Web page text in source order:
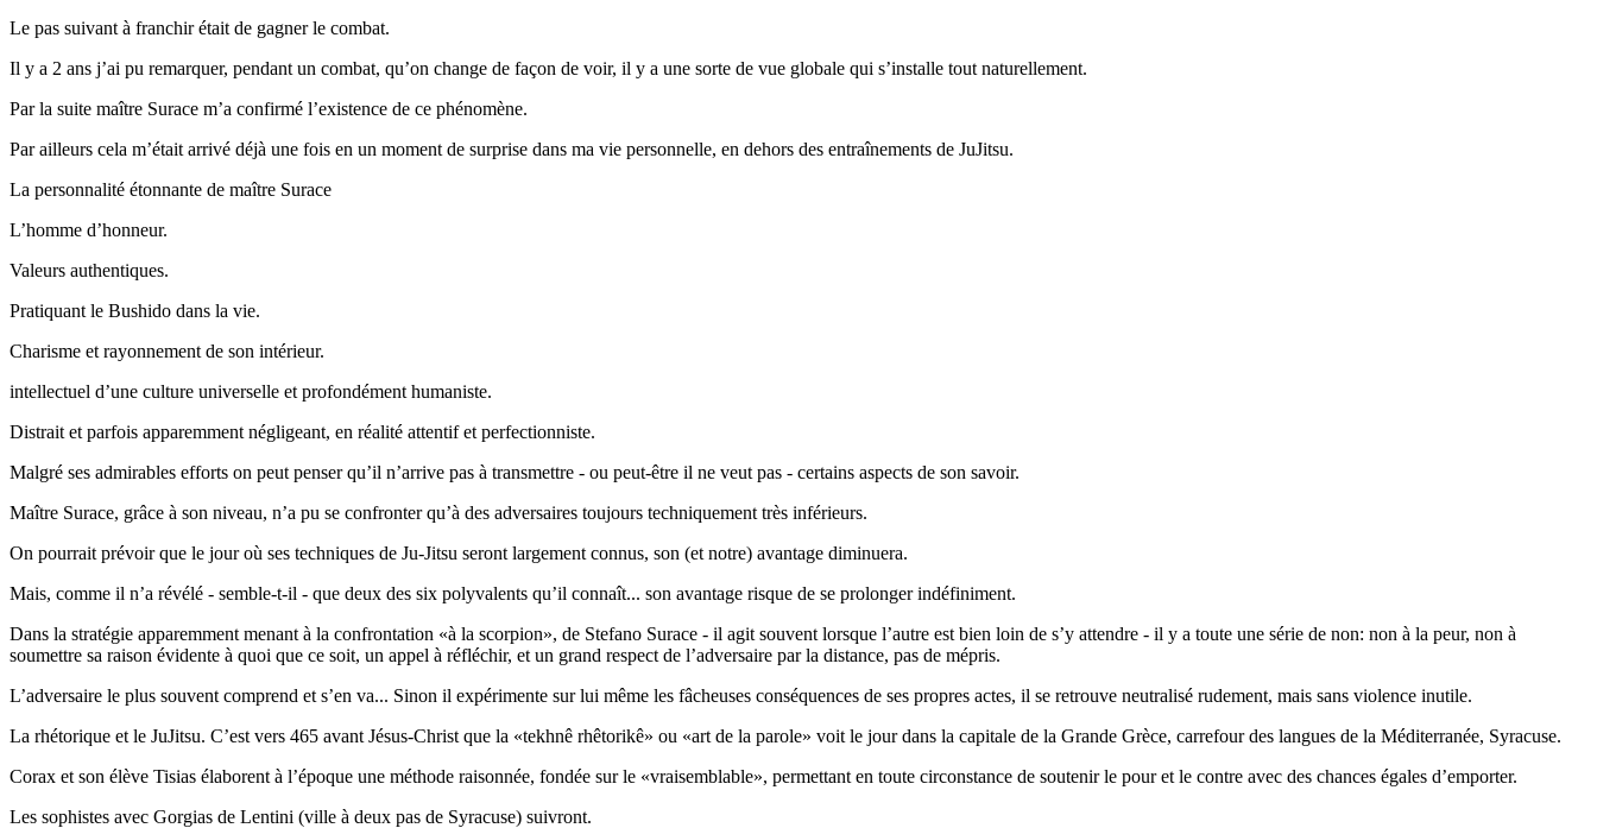
Le pas suivant à franchir était de gagner le combat.
Il y a 2 ans j’ai pu remarquer, pendant un combat, qu’on change de façon de voir, il y a une sorte de vue globale qui s’installe tout naturellement.
Par la suite maître Surace m’a confirmé l’existence de ce phénomène.
Par ailleurs cela m’était arrivé déjà une fois en un moment de surprise dans ma vie personnelle, en dehors des entraînements de JuJitsu.
La personnalité étonnante de maître Surace
L’homme d’honneur.
Valeurs authentiques.
Pratiquant le Bushido dans la vie.
Charisme et rayonnement de son intérieur.
intellectuel d’une culture universelle et profondément humaniste.
Distrait et parfois apparemment négligeant, en réalité attentif et perfectionniste.
Malgré ses admirables efforts on peut penser qu’il n’arrive pas à transmettre - ou peut-être il ne veut pas - certains aspects de son savoir.
Maître Surace, grâce à son niveau, n’a pu se confronter qu’à des adversaires toujours techniquement très inférieurs.
On pourrait prévoir que le jour où ses techniques de Ju-Jitsu seront largement connus, son (et notre) avantage diminuera.
Mais, comme il n’a révélé - semble-t-il - que deux des six polyvalents qu’il connaît... son avantage risque de se prolonger indéfiniment.
Dans la stratégie apparemment menant à la confrontation «à la scorpion», de Stefano Surace - il agit souvent lorsque l’autre est bien loin de s’y attendre - il y a toute une série de non: non à la peur, non à
soumettre sa raison évidente à quoi que ce soit, un appel à réfléchir, et un grand respect de l’adversaire par la distance, pas de mépris.
L’adversaire le plus souvent comprend et s’en va... Sinon il expérimente sur lui même les fâcheuses conséquences de ses propres actes, il se retrouve neutralisé rudement, mais sans violence inutile.
La rhétorique et le JuJitsu. C’est vers 465 avant Jésus-Christ que la «tekhnê rhêtorikê» ou «art de la parole» voit le jour dans la capitale de la Grande Grèce, carrefour des langues de la Méditerranée, Syracuse.
Corax et son élève Tisias élaborent à l’époque une méthode raisonnée, fondée sur le «vraisemblable», permettant en toute circonstance de soutenir le pour et le contre avec des chances égales d’emporter.
Les sophistes avec Gorgias de Lentini (ville à deux pas de Syracuse) suivront.